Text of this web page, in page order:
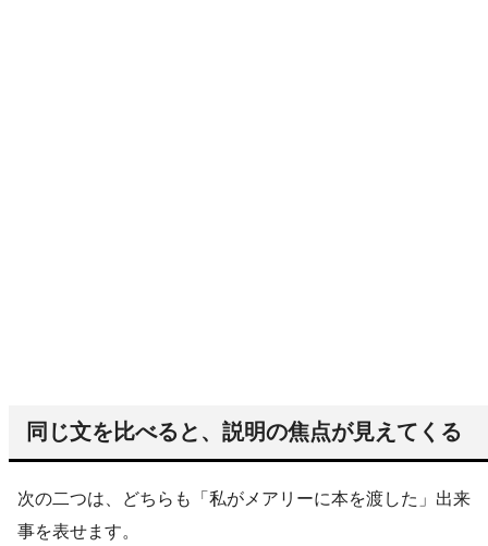
同じ文を比べると、説明の焦点が見えてくる
次の二つは、どちらも「私がメアリーに本を渡した」出来
事を表せます。